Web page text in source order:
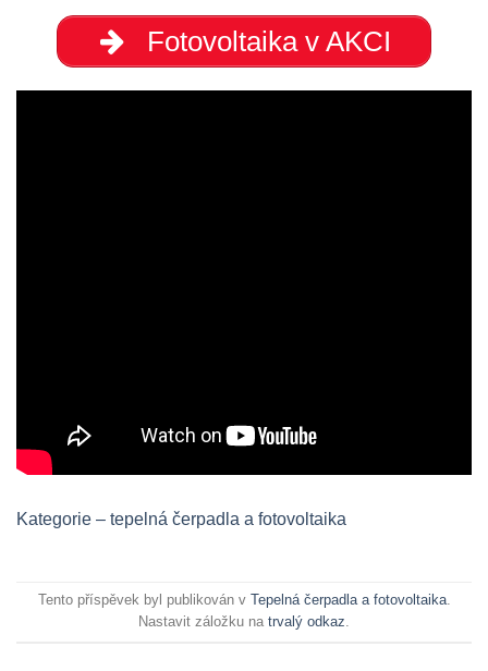
Fotovoltaika v AKCI
Kategorie – tepelná čerpadla a fotovoltaika
Tento příspěvek byl publikován v Tepelná čerpadla a fotovoltaika.
Nastavit záložku na trvalý odkaz.